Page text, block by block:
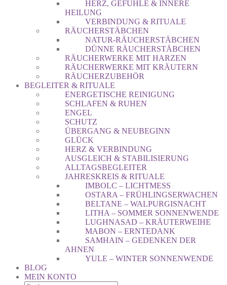
HERZ, GEFÜHLE & INNERE
HEILUNG
VERBINDUNG & RITUALE
RÄUCHERSTÄBCHEN
NATUR-RÄUCHERSTÄBCHEN
DÜNNE RÄUCHERSTÄBCHEN
RÄUCHERWERKE MIT HARZEN
RÄUCHERWERKE MIT KRÄUTERN
RÄUCHERZUBEHÖR
BEGLEITER & RITUALE
ENERGETISCHE REINIGUNG
SCHLAFEN & RUHEN
ENGEL
SCHUTZ
ÜBERGANG & NEUBEGINN
GLÜCK
HERZ & VERBINDUNG
AUSGLEICH & STABILISIERUNG
ALLTAGSBEGLEITER
JAHRESKREIS & RITUALE
IMBOLC – LICHTMESS
OSTARA – FRÜHLINGSERWACHEN
BELTANE – WALPURGISNACHT
LITHA – SOMMER SONNENWENDE
LUGHNASAD – KRÄUTERWEIHE
MABON – ERNTEDANK
SAMHAIN – GEDENKEN DER
AHNEN
YULE – WINTER SONNENWENDE
BLOG
MEIN KONTO